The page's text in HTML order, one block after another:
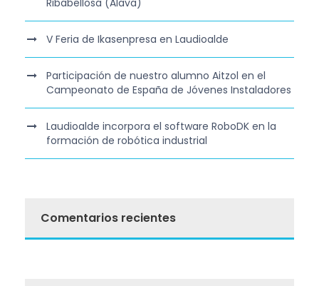
Ribabellosa (Álava)
V Feria de Ikasenpresa en Laudioalde
Participación de nuestro alumno Aitzol en el
Campeonato de España de Jóvenes Instaladores
Laudioalde incorpora el software RoboDK en la
formación de robótica industrial
Comentarios recientes